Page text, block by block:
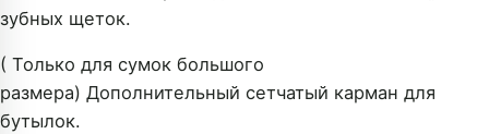
зубных щеток.
( Только для сумок большого
размера) Дополнительный сетчатый карман для
бутылок.